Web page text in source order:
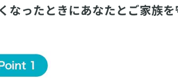
なったときにあなたとご家族を